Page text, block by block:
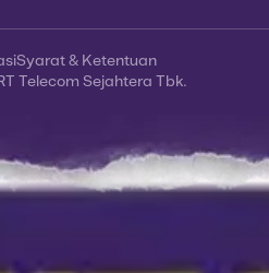
Telecom Sejahtera Tbk.
Syarat & Ketentuan